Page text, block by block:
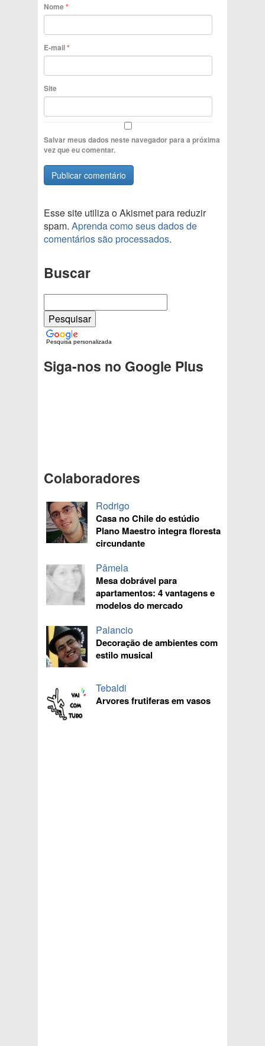
Nome*
E-mail*
Site
Salvar meus dados neste navegador para a próxima
vez que eu comentar.
Esse site utiliza o Akismet para reduzir
spam. Aprenda como seus dados de
comentários são processados.
Buscar
Pesquisa personalizada
Siga-nos no Google Plus
Colaboradores
Rodrigo
Casa no Chile do estúdio
Plano Maestro integra floresta
circundante
Pâmela
Mesa dobrável para
apartamentos: 4 vantagens e
modelos do mercado
Palancio
Decoração de ambientes com
estilo musical
Tebaldi
Arvores frutiferas em vasos